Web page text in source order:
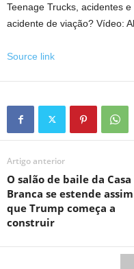
Teenage Trucks, acidentes
acidente de viação? Vídeo:
Source link
Artigo anterior
O salão de baile da Casa
Branca se estende assim
que Trump começa a
construir